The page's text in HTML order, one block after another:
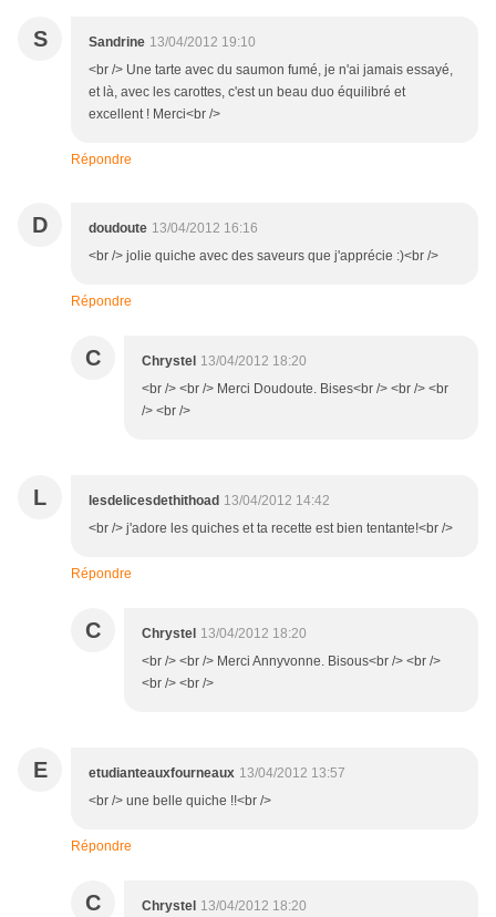
S Sandrine 13/04/2012 19:10
<br /> Une tarte avec du saumon fumé, je n'ai jamais essayé,
et là, avec les carottes, c'est un beau duo équilibré et
excellent ! Merci<br />
Répondre
D doudoute 13/04/2012 16:16
<br /> jolie quiche avec des saveurs que j'apprécie :)<br />
Répondre
C Chrystel 13/04/2012 18:20
<br /> <br /> Merci Doudoute. Bises<br /> <br /> <br
/> <br />
L lesdelicesdethithoad 13/04/2012 14:42
<br /> j'adore les quiches et ta recette est bien tentante!<br />
Répondre
C Chrystel 13/04/2012 18:20
<br /> <br /> Merci Annyvonne. Bisous<br /> <br />
<br /> <br />
E etudianteauxfourneaux 13/04/2012 13:57
<br /> une belle quiche !!<br />
Répondre
C Chrystel 13/04/2012 18:20